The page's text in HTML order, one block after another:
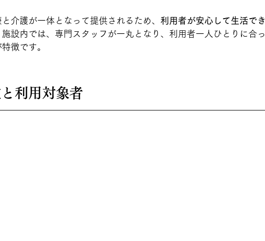
介護が一体となって提供されるため、 利用者が安心して生活でき
施設内では、専門スタッフが一丸となり、利用者一人ひとりに合っ
徴です。
利用対象者